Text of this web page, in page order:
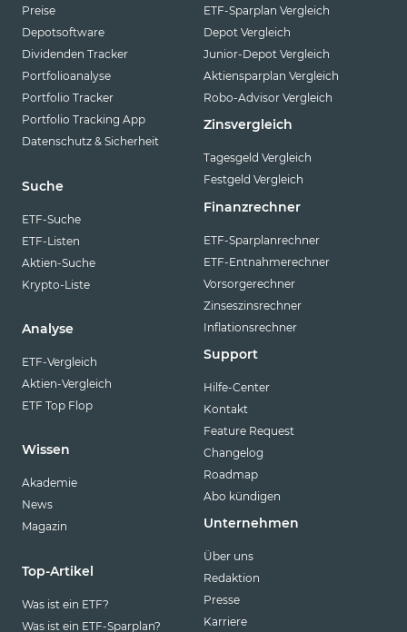
Preise
Depotsoftware
Dividenden Tracker
Portfolioanalyse
Portfolio Tracker
Portfolio Tracking App
Datenschutz & Sicherheit
Suche
ETF-Suche
ETF-Listen
Aktien-Suche
Krypto-Liste
Analyse
ETF-Vergleich
Aktien-Vergleich
ETF Top Flop
Wissen
Akademie
News
Magazin
Top-Artikel
Was ist ein ETF?
Was ist ein ETF-Sparplan?
ETF-Sparplan Vergleich
Depot Vergleich
Junior-Depot Vergleich
Aktiensparplan Vergleich
Robo-Advisor Vergleich
Zinsvergleich
Tagesgeld Vergleich
Festgeld Vergleich
Finanzrechner
ETF-Sparplanrechner
ETF-Entnahmerechner
Vorsorgerechner
Zinseszinsrechner
Inflationsrechner
Support
Hilfe-Center
Kontakt
Feature Request
Changelog
Roadmap
Abo kündigen
Unternehmen
Über uns
Redaktion
Presse
Karriere